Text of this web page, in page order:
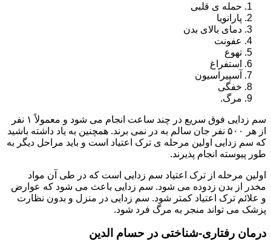
حمله ی قلبی
پارانویا
دمای بالای بدن
عفونت
تهوع
استفراغ
آسپیراسیون
خفگی
مرگ.
سم زدایی فوق سریع در چند ساعت انجام می شود و معمولاً ۱ نفر
از هر ۵۰۰ نفر جان سالم به در نمی برند. همچنین به یاد داشته باشید
که سم زدایی اولین مرحله ی ترک اعتیاد است و باید مراحل دیگر به
طور پیوسته انجام پذیرند.
اولین مرحله از ترک اعتیاد سم زدایی است که در طی آن مواد
مخدر از بدن زدوده می شود. سم زدایی باعث می شود که عوارض
و علائم ترک اعتیاد کمتر شود. سم زدایی در منزل و بدون نظارت
پزشک می تواند منجر به مرگ فرد شود.
درمان رفتاری-شناختی در حسام الدین